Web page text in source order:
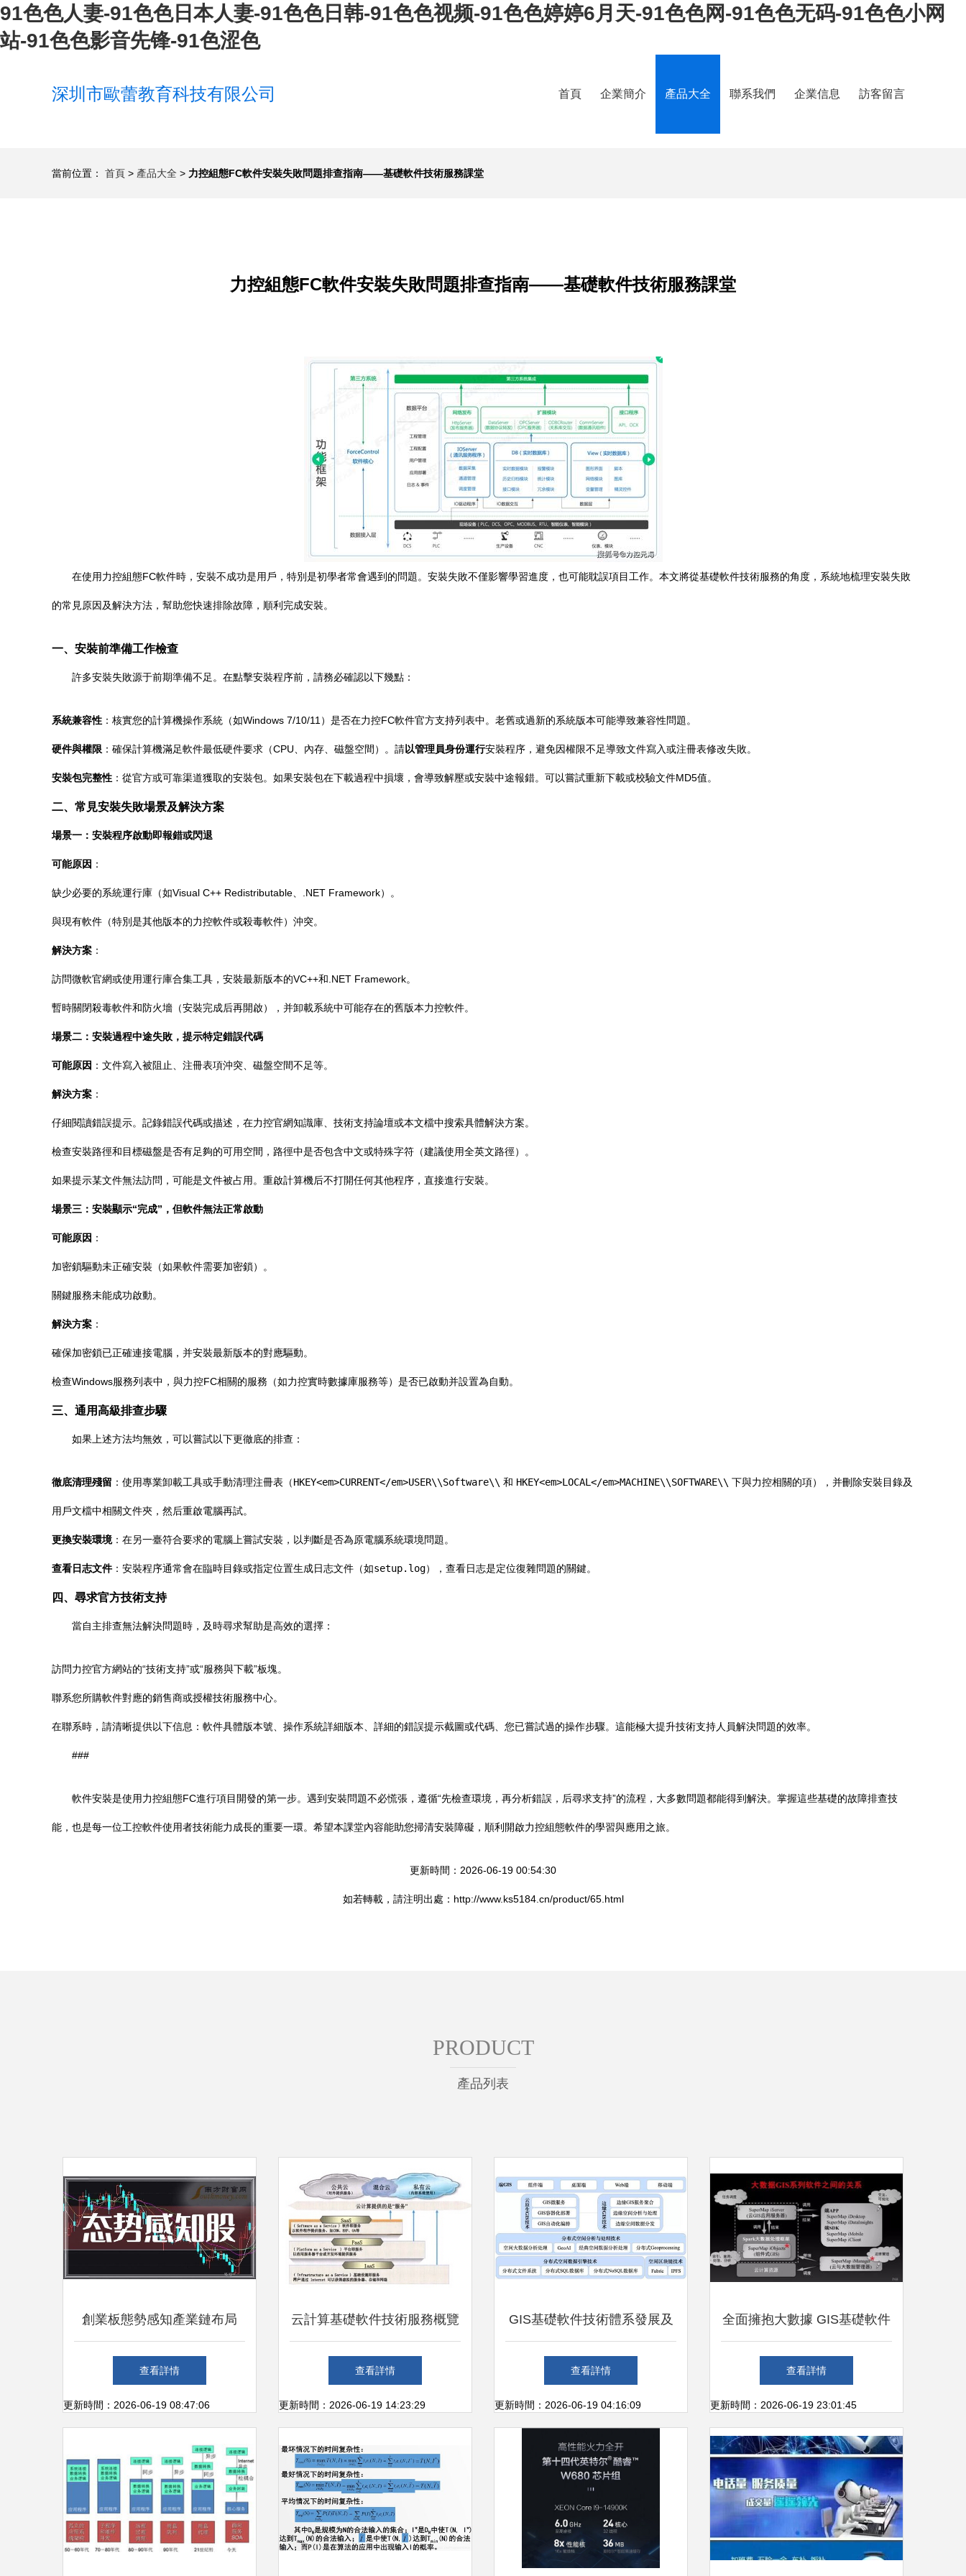
91色色人妻-91色色日本人妻-91色色日韩-91色色视频-91色色婷婷6月天-91色色网-91色色无码-91色色小网
站-91色色影音先锋-91色涩色
深圳市歐蕾教育科技有限公司 首頁 企業簡介 產品大全 聯系我們 企業信息 訪客留言
當前位置： 首頁 > 產品大全 > 力控組態FC軟件安裝失敗問題排查指南——基礎軟件技術服務課堂
力控組態FC軟件安裝失敗問題排查指南——基礎軟件技術服務課堂
在使用力控組態FC軟件時，安裝不成功是用戶，特別是初學者常會遇到的問題。安裝失敗不僅影響學習進度，也可能耽誤項目工作。本文將從基礎軟件技術服務的角度，系統地梳理安裝失敗
的常見原因及解決方法，幫助您快速排除故障，順利完成安裝。
一、安裝前準備工作檢查
許多安裝失敗源于前期準備不足。在點擊安裝程序前，請務必確認以下幾點：
系統兼容性 ：核實您的計算機操作系統（如Windows 7/10/11）是否在力控FC軟件官方支持列表中。老舊或過新的系統版本可能導致兼容性問題。
硬件與權限 ：確保計算機滿足軟件最低硬件要求（CPU、內存、磁盤空間）。請以管理員身份運行安裝程序，避免因權限不足導致文件寫入或注冊表修改失敗。
安裝包完整性 ：從官方或可靠渠道獲取的安裝包。如果安裝包在下載過程中損壞，會導致解壓或安裝中途報錯。可以嘗試重新下載或校驗文件MD5值。
二、常見安裝失敗場景及解決方案
場景一：安裝程序啟動即報錯或閃退
可能原因 ：
缺少必要的系統運行庫（如Visual C++ Redistributable、.NET Framework）。
與現有軟件（特別是其他版本的力控軟件或殺毒軟件）沖突。
解決方案 ：
訪問微軟官網或使用運行庫合集工具，安裝最新版本的VC++和.NET Framework。
暫時關閉殺毒軟件和防火墻（安裝完成后再開啟），并卸載系統中可能存在的舊版本力控軟件。
場景二：安裝過程中途失敗，提示特定錯誤代碼
可能原因 ：文件寫入被阻止、注冊表項沖突、磁盤空間不足等。
解決方案 ：
仔細閱讀錯誤提示。記錄錯誤代碼或描述，在力控官網知識庫、技術支持論壇或本文檔中搜索具體解決方案。
檢查安裝路徑和目標磁盤是否有足夠的可用空間，路徑中是否包含中文或特殊字符（建議使用全英文路徑）。
如果提示某文件無法訪問，可能是文件被占用。重啟計算機后不打開任何其他程序，直接進行安裝。
場景三：安裝顯示“完成”，但軟件無法正常啟動
可能原因 ：
加密鎖驅動未正確安裝（如果軟件需要加密鎖）。
關鍵服務未能成功啟動。
解決方案 ：
確保加密鎖已正確連接電腦，并安裝最新版本的對應驅動。
檢查Windows服務列表中，與力控FC相關的服務（如力控實時數據庫服務等）是否已啟動并設置為自動。
三、通用高級排查步驟
如果上述方法均無效，可以嘗試以下更徹底的排查：
徹底清理殘留 ：使用專業卸載工具或手動清理注冊表（HKEY<em>CURRENT</em>USER\\Software\\ 和 HKEY<em>LOCAL</em>MACHINE\\SOFTWARE\\ 下與力控相關的項），并刪除安裝目錄及
用戶文檔中相關文件夾，然后重啟電腦再試。
更換安裝環境：在另一臺符合要求的電腦上嘗試安裝，以判斷是否為原電腦系統環境問題。
查看日志文件：安裝程序通常會在臨時目錄或指定位置生成日志文件（如setup.log），查看日志是定位復雜問題的關鍵。
四、尋求官方技術支持
當自主排查無法解決問題時，及時尋求幫助是高效的選擇：
訪問力控官方網站的“技術支持”或“服務與下載”板塊。
聯系您所購軟件對應的銷售商或授權技術服務中心。
在聯系時，請清晰提供以下信息：軟件具體版本號、操作系統詳細版本、詳細的錯誤提示截圖或代碼、您已嘗試過的操作步驟。這能極大提升技術支持人員解決問題的效率。
###
軟件安裝是使用力控組態FC進行項目開發的第一步。遇到安裝問題不必慌張，遵循“先檢查環境，再分析錯誤，后尋求支持”的流程，大多數問題都能得到解決。掌握這些基礎的故障排查技
能，也是每一位工控軟件使用者技術能力成長的重要一環。希望本課堂內容能助您掃清安裝障礙，順利開啟力控組態軟件的學習與應用之旅。
更新時間：2026-06-19 00:54:30
如若轉載，請注明出處：http://www.ks5184.cn/product/65.html
PRODUCT
產品列表
創業板態勢感知產業鏈布局
聚焦基礎軟件與技術服務核心
企業
查看詳情
更新時間：2026-06-19 08:47:06
云計算基礎軟件技術服務概覽
核心技術與服務模式
查看詳情
更新時間：2026-06-19 14:23:29
GIS基礎軟件技術體系發展及
展望 驅動數字世界的核心引
擎
查看詳情
更新時間：2026-06-19 04:16:09
全面擁抱大數據 GIS基礎軟件
的技術演進與服務體系
查看詳情
更新時間：2026-06-19 23:01:45